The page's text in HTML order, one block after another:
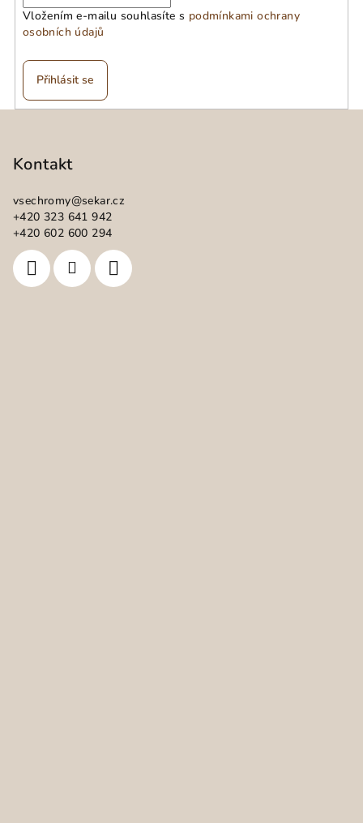
Vložením e-mailu souhlasíte s podmínkami ochrany
osobních údajů
Přihlásit se
Kontakt
vsechromy@sekar.cz
+420 323 641 942
+420 602 600 294